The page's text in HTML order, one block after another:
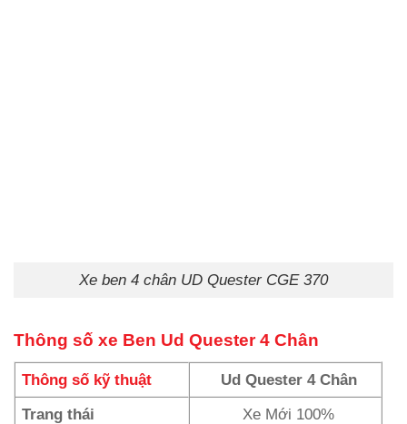
Xe ben 4 chân UD Quester CGE 370
Thông số xe Ben Ud Quester 4 Chân
Thông số kỹ thuật
Ud Quester 4 Chân
Trang thái
Xe Mới 100%